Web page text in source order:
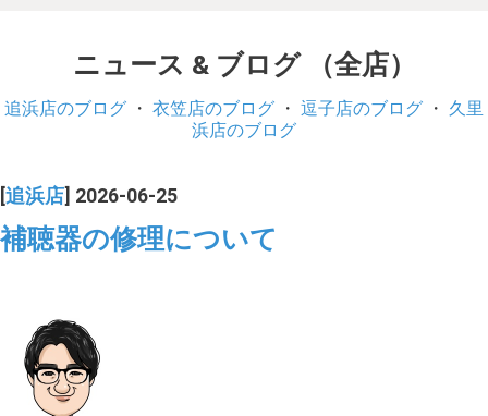
補聴器
ギャラリー
コラム
ニュース & ブログ （全店）
追浜店のブログ ・ 衣笠店のブログ ・ 逗子店のブログ ・ 久里
浜店のブログ
追浜店 ] 2026-06-25
補聴器の修理について